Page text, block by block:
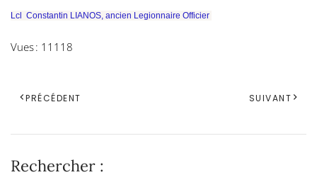
Lcl Constantin LIANOS, ancien Legionnaire Officier
Vues : 11118
PRÉCÉDENT SUIVANT
Rechercher :